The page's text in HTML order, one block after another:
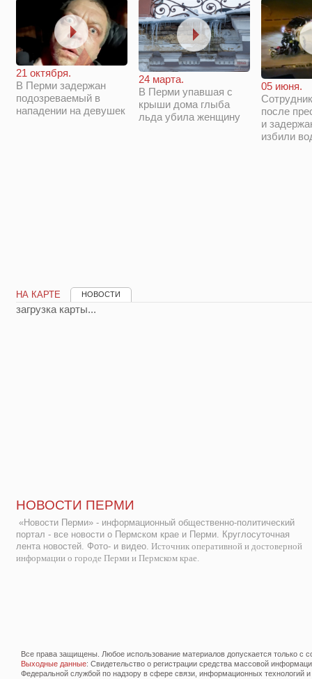
21 октября.
В Перми задержан
подозреваемый в
нападении на девушек
24 марта.
В Перми упавшая с
крыши дома глыба
льда убила женщину
05 июня.
после
и
избили
НА КАРТЕ НОВОСТИ
загрузка карты...
НОВОСТИ ПЕРМИ
«Новости Перми» - информационный общественно-политический
портал - все новости о Пермском крае и Перми. Круглосуточная
лента новостей. Фото- и видео. Источник оперативной и достоверной
информации о городе Перми и Пермском крае.
Все права защищены. Любое использование материалов допускается только с
Выходные данные: Свидетельство о регистрации средства массовой
Федеральной службой по надзору в сфере связи, информационных технологий